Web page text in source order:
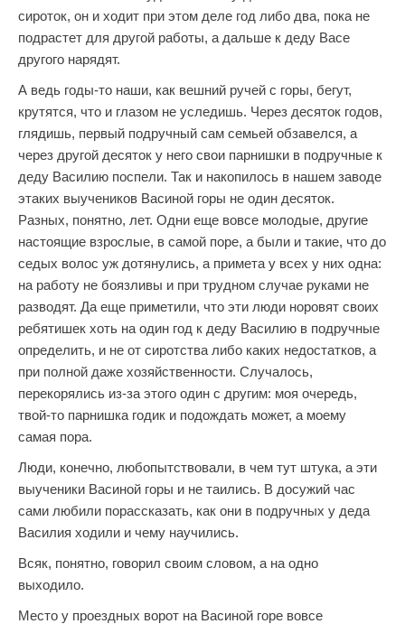
сироток, он и ходит при этом деле год либо два, пока не
подрастет для другой работы, а дальше к деду Васе
другого нарядят.
А ведь годы-то наши, как вешний ручей с горы, бегут,
крутятся, что и глазом не уследишь. Через десяток годов,
глядишь, первый подручный сам семьей обзавелся, а
через другой десяток у него свои парнишки в подручные к
деду Василию поспели. Так и накопилось в нашем заводе
этаких выучеников Васиной горы не один десяток.
Разных, понятно, лет. Одни еще вовсе молодые, другие
настоящие взрослые, в самой поре, а были и такие, что до
седых волос уж дотянулись, а примета у всех у них одна:
на работу не боязливы и при трудном случае руками не
разводят. Да еще приметили, что эти люди норовят своих
ребятишек хоть на один год к деду Василию в подручные
определить, и не от сиротства либо каких недостатков, а
при полной даже хозяйственности. Случалось,
перекорялись из-за этого один с другим: моя очередь,
твой-то парнишка годик и подождать может, а моему
самая пора.
Люди, конечно, любопытствовали, в чем тут штука, а эти
выученики Васиной горы и не таились. В досужий час
сами любили порассказать, как они в подручных у деда
Василия ходили и чему научились.
Всяк, понятно, говорил своим словом, а на одно
выходило.
Место у проездных ворот на Васиной горе вовсе